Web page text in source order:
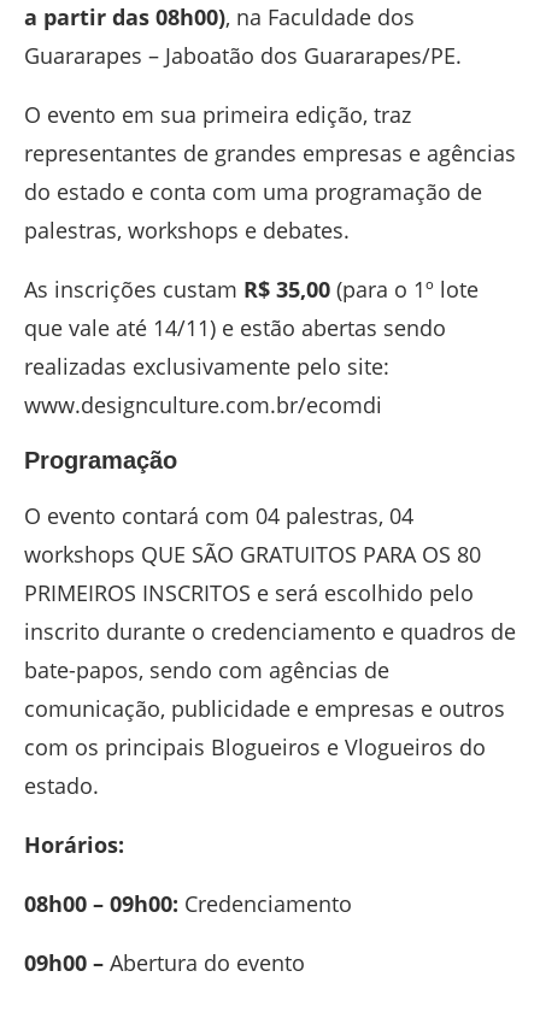
a partir das 08h00), na Faculdade dos
Guararapes – Jaboatão dos Guararapes/PE.
O evento em sua primeira edição, traz
representantes de grandes empresas e agências
do estado e conta com uma programação de
palestras, workshops e debates.
As inscrições custam R$ 35,00 (para o 1º lote
que vale até 14/11) e estão abertas sendo
realizadas exclusivamente pelo site:
www.designculture.com.br/ecomdi
Programação
O evento contará com 04 palestras, 04
workshops QUE SÃO GRATUITOS PARA OS 80
PRIMEIROS INSCRITOS e será escolhido pelo
inscrito durante o credenciamento e quadros de
bate-papos, sendo com agências de
comunicação, publicidade e empresas e outros
com os principais Blogueiros e Vlogueiros do
estado.
Horários:
08h00 – 09h00: Credenciamento
09h00 – Abertura do evento